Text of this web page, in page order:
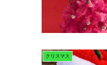
クリスマス